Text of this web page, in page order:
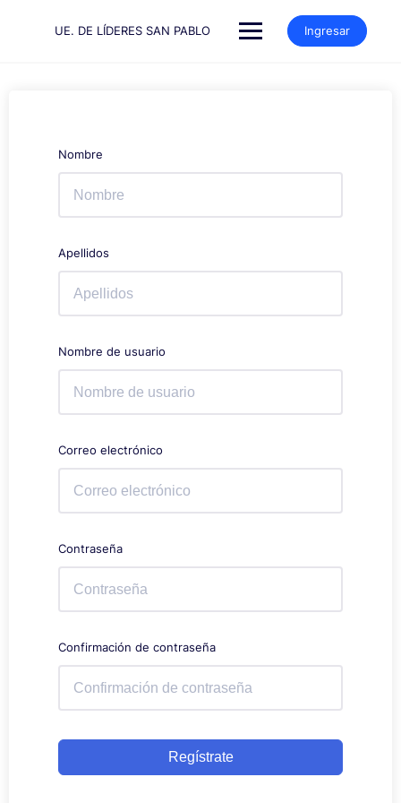
UE. DE LÍDERES SAN PABLO Ingresar
Nombre
Apellidos
Nombre de usuario
Correo electrónico
Contraseña
Confirmación de contraseña
Regístrate